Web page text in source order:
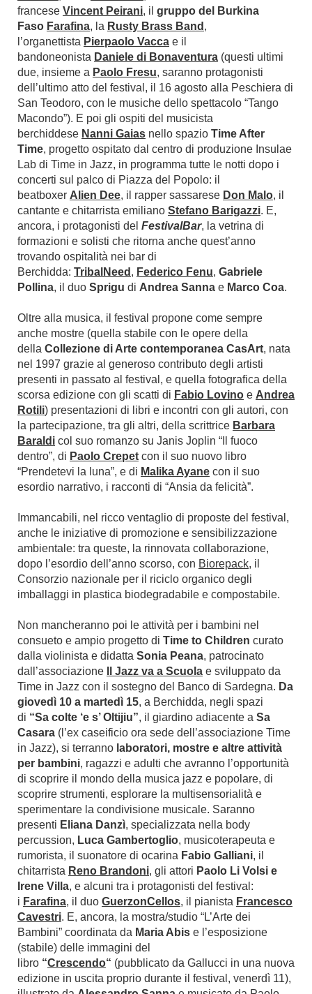
francese Vincent Peirani, il gruppo del Burkina
Faso Farafina, la Rusty Brass Band ,
l’organettista Pierpaolo Vacca e il
bandoneonista Daniele di Bonaventura (questi ultimi
due, insieme a Paolo Fresu, saranno protagonisti
dell’ultimo atto del festival, il 16 agosto alla Peschiera di
San Teodoro, con le musiche dello spettacolo “Tango
Macondo”). E poi gli ospiti del musicista
berchiddese Nanni Gaias nello spazio Time After
Time, progetto ospitato dal centro di produzione Insulae
Lab di Time in Jazz, in programma tutte le notti dopo i
concerti sul palco di Piazza del Popolo: il
beatboxer Alien Dee, il rapper sassarese Don Malo, il
cantante e chitarrista emiliano Stefano Barigazzi. E,
ancora, i protagonisti del FestivalBar, la vetrina di
formazioni e solisti che ritorna anche quest’anno
trovando ospitalità nei bar di
Berchidda: TribalNeed , Federico Fenu, Gabriele
Pollina, il duo Sprigu di Andrea Sanna e Marco Coa.
Oltre alla musica, il festival propone come sempre
anche mostre (quella stabile con le opere della
della Collezione di Arte contemporanea CasArt, nata
nel 1997 grazie al generoso contributo degli artisti
presenti in passato al festival, e quella fotografica della
scorsa edizione con gli scatti di Fabio Lovino e Andrea
Rotili) presentazioni di libri e incontri con gli autori, con
la partecipazione, tra gli altri, della scrittrice Barbara
Baraldi col suo romanzo su Janis Joplin “Il fuoco
dentro”, di Paolo Crepet con il suo nuovo libro
“Prendetevi la luna”, e di Malika Ayane con il suo
esordio narrativo, i racconti di “Ansia da felicità”.
Immancabili, nel ricco ventaglio di proposte del festival,
anche le iniziative di promozione e sensibilizzazione
ambientale: tra queste, la rinnovata collaborazione,
dopo l’esordio dell’anno scorso, con Biorepack, il
Consorzio nazionale per il riciclo organico degli
imballaggi in plastica biodegradabile e compostabile.
Non mancheranno poi le attività per i bambini nel
consueto e ampio progetto di Time to Children curato
dalla violinista e didatta Sonia Peana, patrocinato
dall’associazione
Il Jazz va a Scuola e sviluppato da
Time in Jazz con il sostegno del Banco di Sardegna. Da
giovedì 10 a martedì 15, a Berchidda, negli spazi
di “Sa colte ‘e s’ Oltijiu”, il giardino adiacente a Sa
Casara (l’ex caseificio ora sede dell’associazione Time
in Jazz), si terranno laboratori, mostre e altre attività
per bambini, ragazzi e adulti che avranno l’opportunità
di scoprire il mondo della musica jazz e popolare, di
scoprire strumenti, esplorare la multisensorialità e
sperimentare la condivisione musicale. Saranno
presenti Eliana Danzì, specializzata nella body
percussion, Luca Gambertoglio, musicoterapeuta e
rumorista, il suonatore di ocarina Fabio Galliani, il
chitarrista Reno Brandoni, gli attori Paolo Li Volsi e
Irene Villa, e alcuni tra i protagonisti del festival:
i Farafina, il duo GuerzonCellos, il pianista Francesco
Cavestri. E, ancora, la mostra/studio “L’Arte dei
Bambini” coordinata da Maria Abis e l’esposizione
(stabile) delle immagini del
libro “Crescendo“ (pubblicato da Gallucci in una nuova
edizione in uscita proprio durante il festival, venerdì 11),